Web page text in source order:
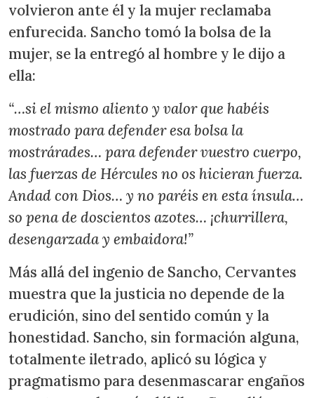
volvieron ante él y la mujer reclamaba
enfurecida. Sancho tomó la bolsa de la
mujer, se la entregó al hombre y le dijo a
ella:
“…si el mismo aliento y valor que habéis
mostrado para defender esa bolsa la
mostrárades… para defender vuestro cuerpo,
las fuerzas de Hércules no os hicieran fuerza.
Andad con Dios… y no paréis en esta ínsula…
so pena de doscientos azotes… ¡churrillera,
desengarzada y embaidora!”
Más allá del ingenio de Sancho, Cervantes
muestra que la justicia no depende de la
erudición, sino del sentido común y la
honestidad. Sancho, sin formación alguna,
totalmente iletrado, aplicó su lógica y
pragmatismo para desenmascarar engaños